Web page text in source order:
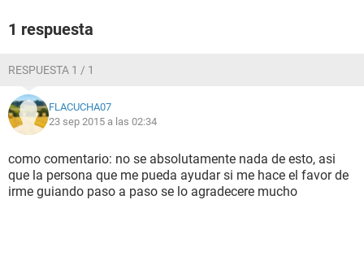
1 respuesta
RESPUESTA 1 / 1
FLACUCHA07
23 sep 2015 a las 02:34
como comentario: no se absolutamente nada de esto, asi
que la persona que me pueda ayudar si me hace el favor de
irme guiando paso a paso se lo agradecere mucho